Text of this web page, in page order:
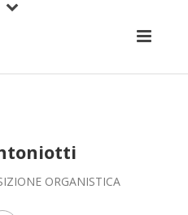
ORGANISTICA